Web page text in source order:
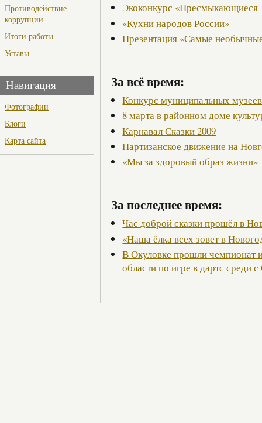
Противодействие
коррупции
Итоги работы
Уставы
Навигация
Фотографии
Блоги
Карта сайта
Экоконкурс «Пресмыкающиеся
«Кухни народов России»
Презентация «Самые
За всё время:
Конкурс муниципальных музеев
8 марта в районном доме
Карнавал Сказки 2009
Партизанское движение на
«Мы за здоровый образ жизни»
За последнее время:
Час доброй сказки прошёл в
«Наша ёлка всех зовет в
В Окуловке прошли чемпионат
области по игре в дартс среди